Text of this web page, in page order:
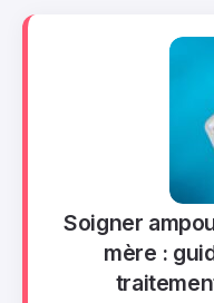
Soigner
mère :